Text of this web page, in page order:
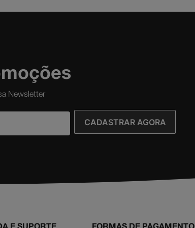
Newsletter
CADASTRAR AGORA